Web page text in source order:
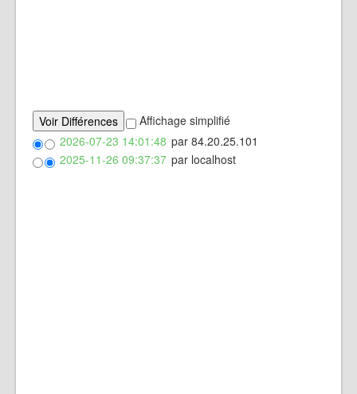
Affichage simplifié
2026-07-23 14:01:48 par 84.20.25.101
2025-11-26 09:37:37 par localhost